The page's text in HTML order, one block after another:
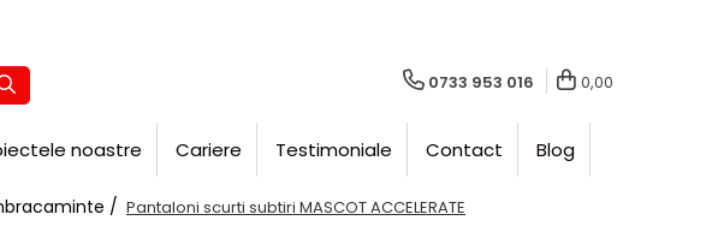
0733 953 016 0,00
noastre Cariere Testimoniale Contact Blog
/ Pantaloni scurti subtiri MASCOT ACCELERATE